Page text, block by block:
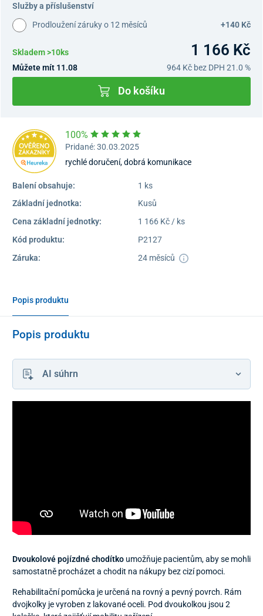
Služby a příslušenství
Prodloužení záruky o 12 měsíců +140 Kč
Skladem >10ks 1 166 Kč
Můžete mít 11.08 964 Kč bez DPH 21.0 %
Do košíku
100%
Pridané: 30.03.2025
rychlé doručení, dobrá komunikace
Balení obsahuje:
1 ks
Základní jednotka:
Kusů
Cena základní jednotky:
1 166 Kč / ks
Kód produktu:
P2127
Záruka:
24 měsíců
Popis produktu
Popis produktu
AI súhrn
Dvoukolové pojízdné chodítko umožňuje pacientům, aby se mohli
samostatně procházet a chodit na nákupy bez cizí pomoci.
Rehabilitační pomůcka je určená na rovný a pevný povrch. Rám
dvojkolky je vyroben z lakované oceli. Pod dvoukolkou jsou 2